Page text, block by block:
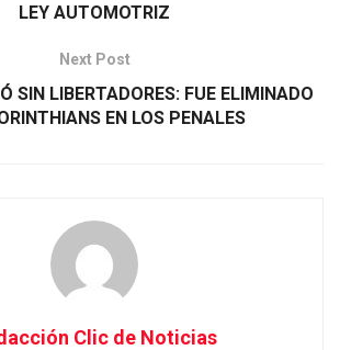
LEY AUTOMOTRIZ
Next Post
SIN LIBERTADORES: FUE ELIMINADO
EN LOS PENALES
Clic de Noticias